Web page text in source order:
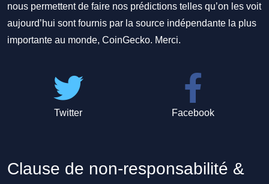
nous permettent de faire nos prédictions telles qu’on les voit
aujourd’hui sont fournis par la source indépendante la plus
importante au monde, CoinGecko. Merci.
Twitter Facebook
Clause de non-responsabilité &